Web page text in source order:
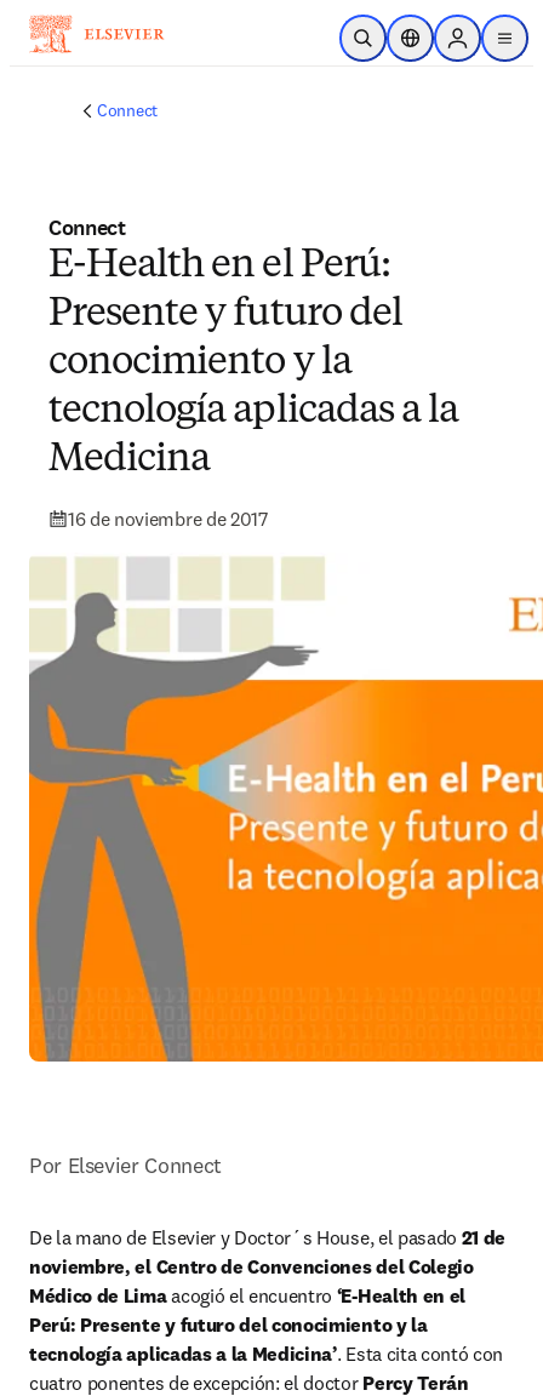
Saltar al contenido principal
Abrir búsqueda
Selector deSign in to
menu
Connect
Connect
E-Health en el Perú:
Presente y futuro del
conocimiento y la
tecnología aplicadas a la
Medicina
16 de noviembre de 2017
Por Elsevier Connect
De la mano de Elsevier y Doctor´s House, el pasado 21 de
noviembre, el Centro de Convenciones del Colegio
Médico de Lima acogió el encuentro ‘E-Health en el
Perú: Presente y futuro del conocimiento y la
tecnología aplicadas a la Medicina’. Esta cita contó con
cuatro ponentes de excepción: el doctor Percy Terán